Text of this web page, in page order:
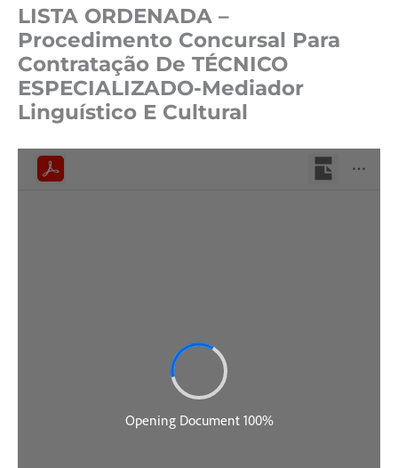
LISTA ORDENADA –
Procedimento Concursal Para
Contratação De TÉCNICO
ESPECIALIZADO-Mediador
Linguístico E Cultural